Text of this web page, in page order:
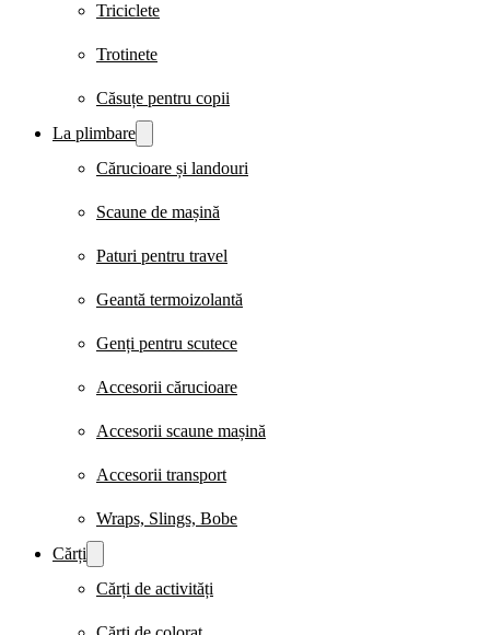
Triciclete
Trotinete
Căsuțe pentru copii
La plimbare
Cărucioare și landouri
Scaune de mașină
Paturi pentru travel
Geantă termoizolantă
Genți pentru scutece
Accesorii cărucioare
Accesorii scaune mașină
Accesorii transport
Wraps, Slings, Bobe
Cărți
Cărți de activități